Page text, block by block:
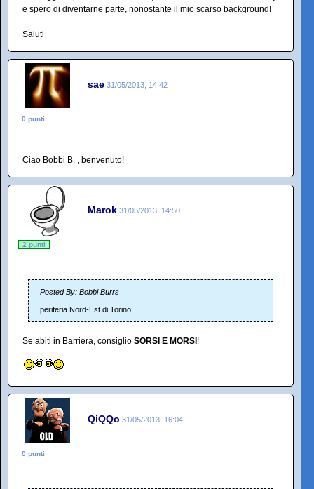
e spero di diventarne parte, nonostante il mio scarso background!
Saluti
sae 31/05/2013, 14:42
0 punti
Ciao Bobbi B. , benvenuto!
Marok 31/05/2013, 14:50
2 punti
Posted By: Bobbi Burrs
periferia Nord-Est di Torino
Se abiti in Barriera, consiglio SORSI E MORSI !
QiQQo 31/05/2013, 16:04
0 punti